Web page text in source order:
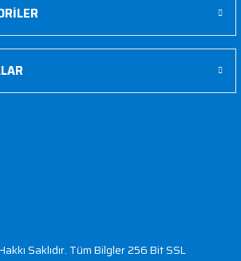
Saklıdır. Tüm Bilgler 256 Bit SSL